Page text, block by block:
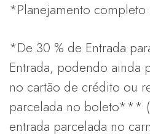
*Planejamento completo
*De 30 % de Entrada
Entrada, podendo ainda
no cartão de crédito ou
parcelada no boleto*** (
entrada parcelada no